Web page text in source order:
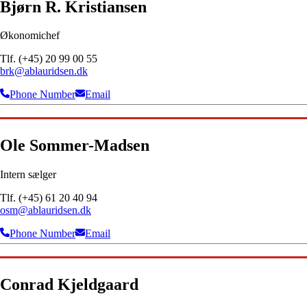
Bjørn R. Kristiansen
Økonomichef
Tlf. (+45) 20 99 00 55
brk@ablauridsen.dk
Phone Number
Email
Ole Sommer-Madsen
Intern sælger
Tlf. (+45) 61 20 40 94
osm@ablauridsen.dk
Phone Number
Email
Conrad Kjeldgaard